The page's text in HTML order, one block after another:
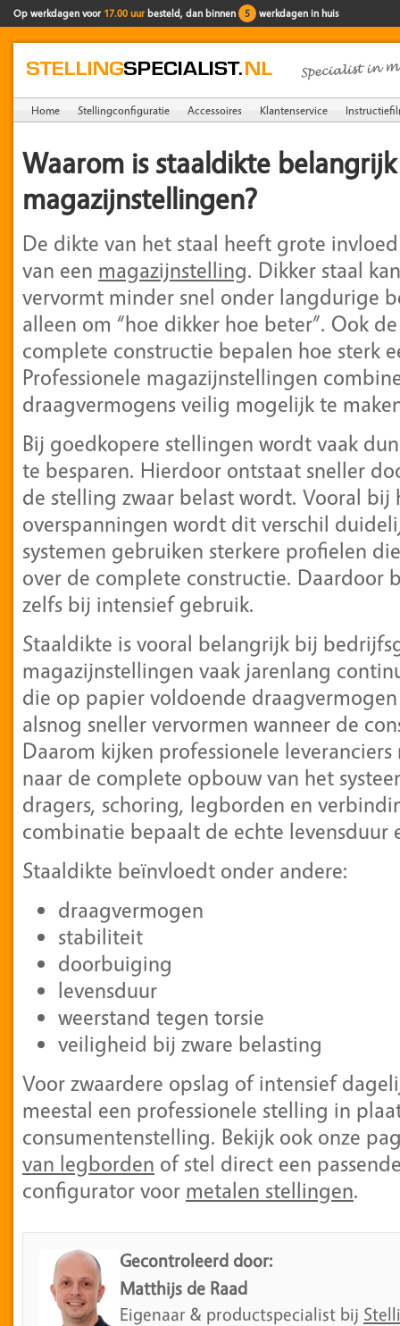
Op werkdagen voor 17.00 uur besteld, dan binnen 5 werkdagen in huis
Home Stellingconfiguratie Accessoires Klantenservice
Waarom is staaldikte
magazijnstellingen?
De dikte van het staal heeft grote
van een magazijnstelling. Dikker staal
vervormt minder snel onder langdurige
alleen om “hoe dikker hoe beter”. Ook
complete constructie bepalen hoe sterk
Professionele magazijnstellingen
draagvermogens veilig mogelijk te
Bij goedkopere stellingen wordt vaak
te besparen. Hierdoor ontstaat sneller
de stelling zwaar belast wordt. Vooral
overspanningen wordt dit verschil
systemen gebruiken sterkere profielen
over de complete constructie. Daardoor
zelfs bij intensief gebruik.
Staaldikte is vooral belangrijk bij
magazijnstellingen vaak jarenlang
die op papier voldoende
alsnog sneller vervormen wanneer de
Daarom kijken professionele leveranciers
naar de complete opbouw van het
dragers, schoring, legborden en
combinatie bepaalt de echte levensduur
Staaldikte beïnvloedt onder andere:
draagvermogen
stabiliteit
doorbuiging
levensduur
weerstand tegen torsie
veiligheid bij zware belasting
Voor zwaardere opslag of intensief
meestal een professionele stelling in
consumentenstelling. Bekijk ook onze
van legborden of stel direct een
configurator voor metalen stellingen.
Gecontroleerd door:
Matthijs de Raad
Eigenaar & productspecialist bij